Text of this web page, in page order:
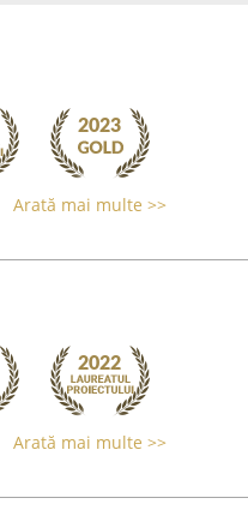
Arată mai multe >>
Arată mai multe >>